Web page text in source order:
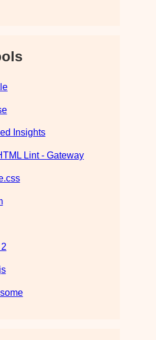
Insights
Lint - Gateway